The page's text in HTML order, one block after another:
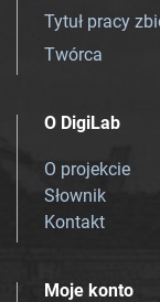
Tytuł pracy
Twórca
O DigiLab
O projekcie
Słownik
Kontakt
Moje konto